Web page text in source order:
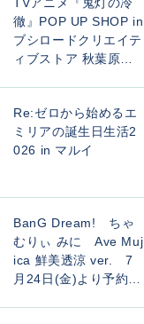
徹』POP UP SHOP in
ブシロードクリエイテ
ィブストア 秋葉原本
Re:ゼロから始めるエ
ミリアの誕生日生活2
026 in マルイ
BanG Dream! ちゃ
むりぃ みに Ave Muj
ica 鮮美透涼 ver. 7
月24日(金)より予約開